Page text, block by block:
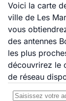
Voici la carte
ville de Les
vous
des antennes
les plus
découvrirez le
de réseau